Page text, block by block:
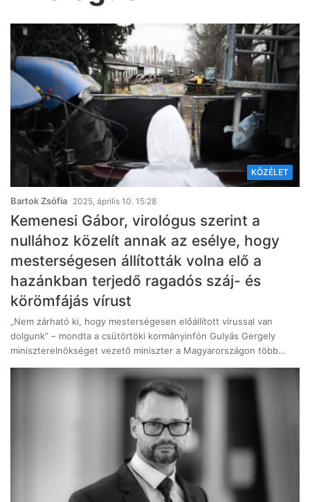
KÖZÉLET
Bartok Zsófia 2025, április 10. 15:28
Kemenesi Gábor, virológus szerint a
nullához közelít annak az esélye, hogy
mesterségesen állították volna elő a
hazánkban terjedő ragadós száj- és
körömfájás vírust
„Nem zárható ki, hogy mesterségesen előállított vírussal van
dolgunk” – mondta a csütörtöki kormányinfón Gulyás Gergely
miniszterelnökséget vezető miniszter a Magyarországon több…